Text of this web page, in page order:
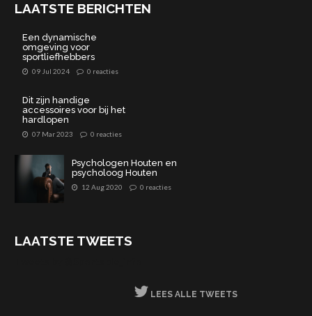
LAATSTE BERICHTEN
Een dynamische
omgeving voor
sportliefhebbers
09 Jul 2024 0 reacties
Dit zijn handige
accessoires voor bij het
hardlopen
07 Mar 2023 0 reacties
Psychologen Houten en
psycholoog Houten
12 Aug 2020 0 reacties
LAATSTE TWEETS
LEES ALLE TWEETS